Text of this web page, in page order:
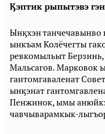
Ӄэптик рыпытэвэ
Ынӄхэн танчечавынво
ынкъам Колёчегты
ревкомыльыт
Мальсагов. Марковок
гантомгаваленат
ынӄэнат
Пенжинок, ымы
чавчыварамкык-